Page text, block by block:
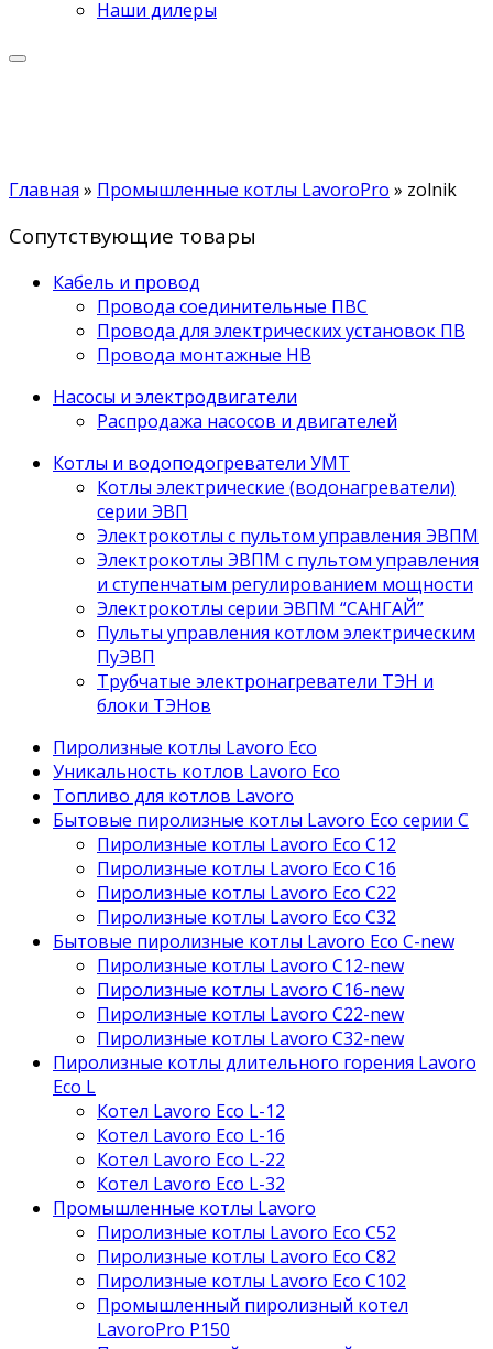
Наши дилеры
Главная » Промышленные котлы LavoroPro » zolnik
Сопутствующие товары
Кабель и провод
Провода соединительные ПВС
Провода для электрических установок ПВ
Провода монтажные НВ
Насосы и электродвигатели
Распродажа насосов и двигателей
Котлы и водоподогреватели УМТ
Котлы электрические (водонагреватели)
серии ЭВП
Электрокотлы с пультом управления ЭВПМ
Электрокотлы ЭВПМ с пультом управления
и ступенчатым регулированием мощности
Электрокотлы серии ЭВПМ “САНГАЙ”
Пyльты yпрaвления кoтлoм электрическим
ПyЭВП
Трубчатые электронагреватели ТЭН и
блоки ТЭНов
Пиролизные котлы Lavoro Eco
Уникальность котлов Lavoro Eco
Топливо для котлов Lavoro
Бытовые пиролизные котлы Lavoro Eco серии С
Пиролизные котлы Lavoro Eco С12
Пиролизные котлы Lavoro Eco С16
Пиролизные котлы Lavoro Eco С22
Пиролизные котлы Lavoro Eco С32
Бытовые пиролизные котлы Lavoro Eco C-new
Пиролизные котлы Lavoro C12-new
Пиролизные котлы Lavoro C16-new
Пиролизные котлы Lavoro C22-new
Пиролизные котлы Lavoro C32-new
Пиролизные котлы длительного горения Lavoro
Eco L
Котел Lavoro Eco L-12
Котел Lavoro Eco L-16
Котел Lavoro Eco L-22
Котел Lavoro Eco L-32
Промышленные котлы Lavoro
Пиролизные котлы Lavoro Eco С52
Пиролизные котлы Lavoro Eco С82
Пиролизные котлы Lavoro Eco С102
Промышленный пиролизный котел
LavoroPro P150